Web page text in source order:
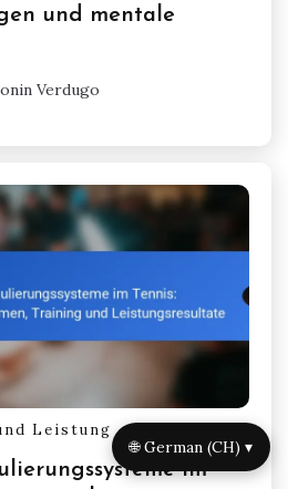
und mentale
Verdugo
Leistung
im
🌐 German (CH) ▾